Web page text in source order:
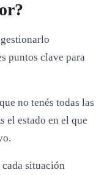
puntos clave para
no tenés todas las
el estado en el que
situación